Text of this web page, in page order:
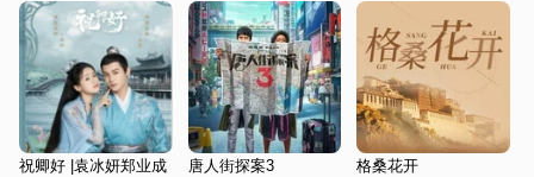
祝卿好 |袁冰妍郑业成 唐人街探案3 格桑花开